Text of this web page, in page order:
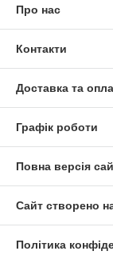
Про нас
Контакти
Доставка та
Графік роботи
Повна версія
Сайт створено
Політика